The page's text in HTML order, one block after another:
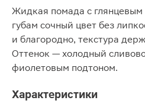
Жидкая помада с
губам сочный цвет без
и благородно, текстура
Оттенок — холодный
фиолетовым подтоном.
Характеристики